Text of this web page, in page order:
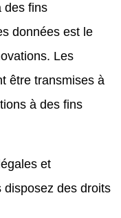
des fins
données est le
Les
être transmises à
à des fins
et
disposez des droits